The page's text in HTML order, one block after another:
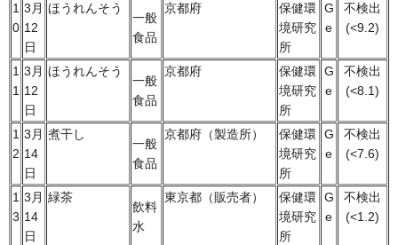
1
0
3月
12
日
ほうれんそう
一般
食品
京都府
保健環
境研究
所
G
e
不検出
(<9.2)
1
1
3月
12
日
ほうれんそう
一般
食品
京都府
保健環
境研究
所
G
e
不検出
(<8.1)
1
2
3月
14
日
煮干し
一般
食品
京都府（製造所）
保健環
境研究
所
G
e
不検出
(<7.6)
1
3
3月
14
日
緑茶
飲料
水
東京都（販売者）
保健環
境研究
所
G
e
不検出
(<1.2)